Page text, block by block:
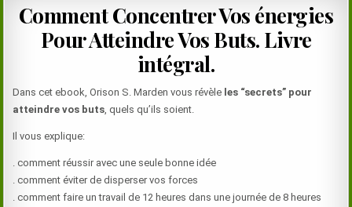
Comment Concentrer Vos énergies
Pour Atteindre Vos Buts. Livre
intégral.
Dans cet ebook, Orison S. Marden vous révèle les “secrets” pour
atteindre vos buts , quels qu’ils soient.
Il vous explique:
. comment réussir avec une seule bonne idée
. comment éviter de disperser vos forces
. comment faire un travail de 12 heures dans une journée de 8 heures